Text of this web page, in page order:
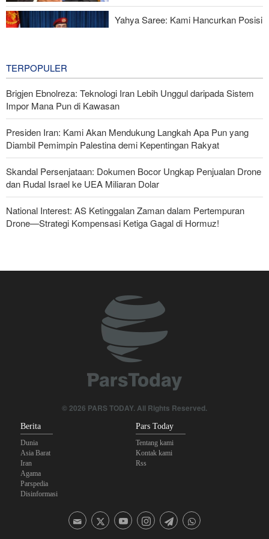
Yahya Saree: Kami Hancurkan Posisi
TERPOPULER
Brigjen Ebnolreza: Teknologi Iran Lebih Unggul daripada Sistem
Impor Mana Pun di Kawasan
Presiden Iran: Kami Akan Mendukung Langkah Apa Pun yang
Diambil Pemimpin Palestina demi Kepentingan Rakyat
Skandal Persenjataan: Dokumen Bocor Ungkap Penjualan Drone
dan Rudal Israel ke UEA Miliaran Dolar
National Interest: AS Ketinggalan Zaman dalam Pertempuran
Drone—Strategi Kompensasi Ketiga Gagal di Hormuz!
Ghalibaf kepada Trump: Diplomasi Sandiwara AS telah Gagal !
The Economist: Kesepakatan dengan Iran Opsi Realistis Akhiri
Brigjen Akrami Nia: Artesh dalam Kondisi Siaga Penuh
Krisis Amunisi Perang Iran
© 2026 PARS TODAY. All Rights Reserved.
Berita
Dunia
Asia Barat
Iran
Agama
Parspedia
Disinformasi
Pars Today
Tentang kami
Kontak kami
Rss